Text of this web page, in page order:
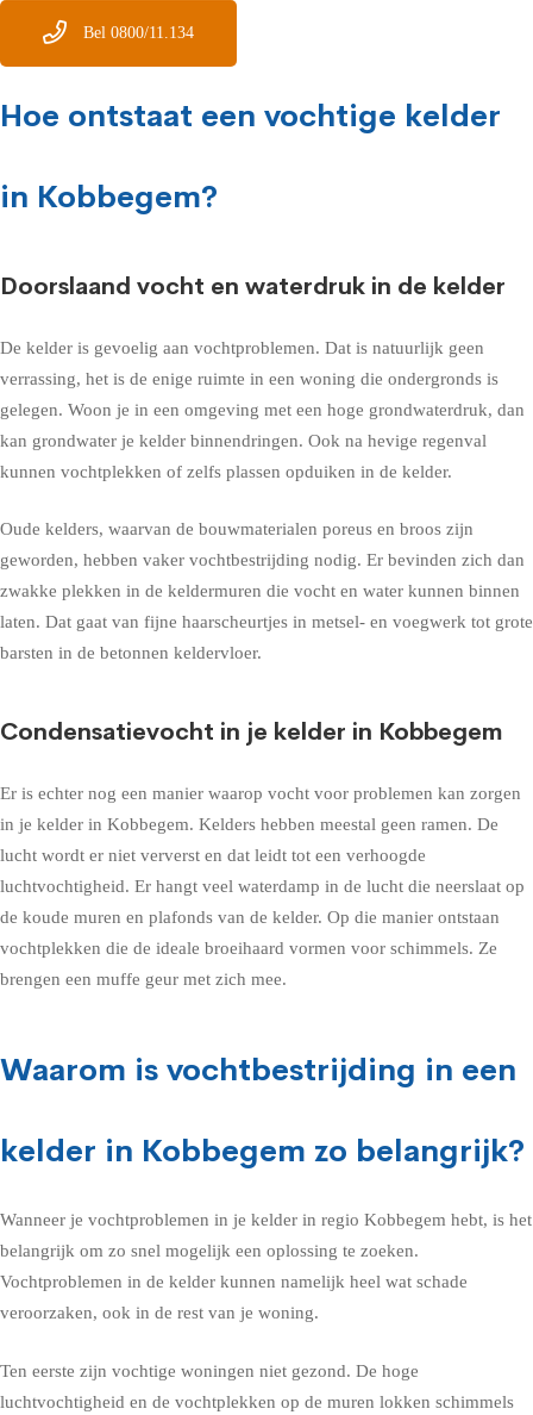
Bel 0800/11.134
Hoe ontstaat een vochtige kelder
in Kobbegem?
Doorslaand vocht en waterdruk in de kelder
De kelder is gevoelig aan vochtproblemen. Dat is natuurlijk geen
verrassing, het is de enige ruimte in een woning die ondergronds is
gelegen. Woon je in een omgeving met een hoge grondwaterdruk, dan
kan grondwater je kelder binnendringen. Ook na hevige regenval
kunnen vochtplekken of zelfs plassen opduiken in de kelder.
Oude kelders, waarvan de bouwmaterialen poreus en broos zijn
geworden, hebben vaker vochtbestrijding nodig. Er bevinden zich dan
zwakke plekken in de keldermuren die vocht en water kunnen binnen
laten. Dat gaat van fijne haarscheurtjes in metsel- en voegwerk tot grote
barsten in de betonnen keldervloer.
Condensatievocht in je kelder in Kobbegem
Er is echter nog een manier waarop vocht voor problemen kan zorgen
in je kelder in Kobbegem. Kelders hebben meestal geen ramen. De
lucht wordt er niet ververst en dat leidt tot een verhoogde
luchtvochtigheid. Er hangt veel waterdamp in de lucht die neerslaat op
de koude muren en plafonds van de kelder. Op die manier ontstaan
vochtplekken die de ideale broeihaard vormen voor schimmels. Ze
brengen een muffe geur met zich mee.
Waarom is vochtbestrijding in een
kelder in Kobbegem zo belangrijk?
Wanneer je vochtproblemen in je kelder in regio Kobbegem hebt, is het
belangrijk om zo snel mogelijk een oplossing te zoeken.
Vochtproblemen in de kelder kunnen namelijk heel wat schade
veroorzaken, ook in de rest van je woning.
Ten eerste zijn vochtige woningen niet gezond. De hoge
luchtvochtigheid en de vochtplekken op de muren lokken schimmels